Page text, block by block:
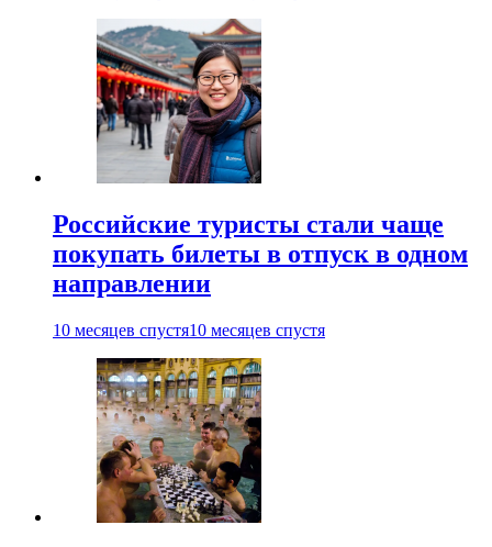
Российские туристы стали чаще
покупать билеты в отпуск в одном
направлении
10 месяцев спустя10 месяцев спустя